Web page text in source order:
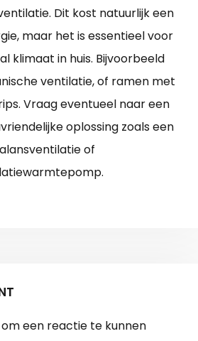
Dit kost natuurlijk een
maar het is essentieel voor
klimaat in huis. Bijvoorbeeld
ventilatie, of ramen met
Vraag eventueel naar een
oplossing zoals een
of
om een reactie te kunnen